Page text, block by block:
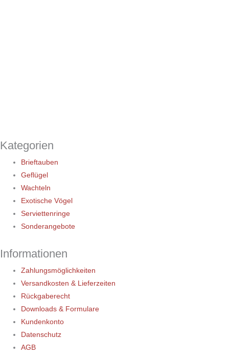
Kategorien
Brieftauben
Geflügel
Wachteln
Exotische Vögel
Serviettenringe
Sonderangebote
Informationen
Zahlungsmöglichkeiten
Versandkosten & Lieferzeiten
Rückgaberecht
Downloads & Formulare
Kundenkonto
Datenschutz
AGB